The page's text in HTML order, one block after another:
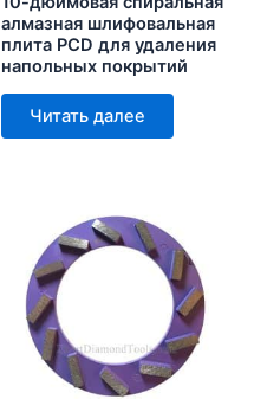
алмазная шлифовальная
плита PCD для удаления
напольных покрытий
Читать далее